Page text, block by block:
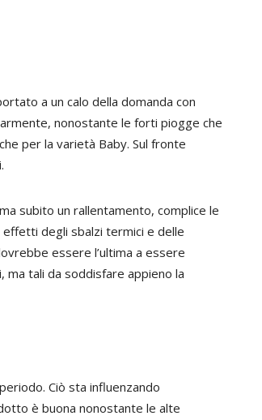
a un calo della domanda con
nonostante le forti piogge che
per la varietà Baby. Sul fronte
subito un rallentamento, complice le
degli sbalzi termici e delle
essere l’ultima a essere
tali da soddisfare appieno la
Ciò sta influenzando
è buona nonostante le alte